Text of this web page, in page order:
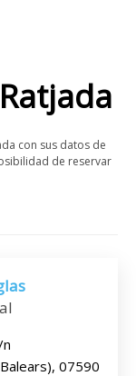
con sus datos de
de reservar
07590